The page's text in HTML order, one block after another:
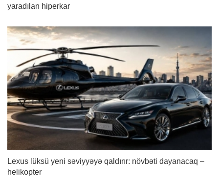
yaradılan hiperkar
Lexus lüksü yeni səviyyəyə qaldırır: növbəti dayanacaq –
helikopter